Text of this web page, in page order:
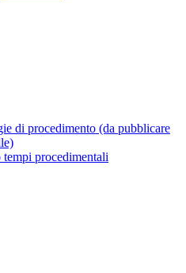
di procedimento (da pubblicare
procedimentali